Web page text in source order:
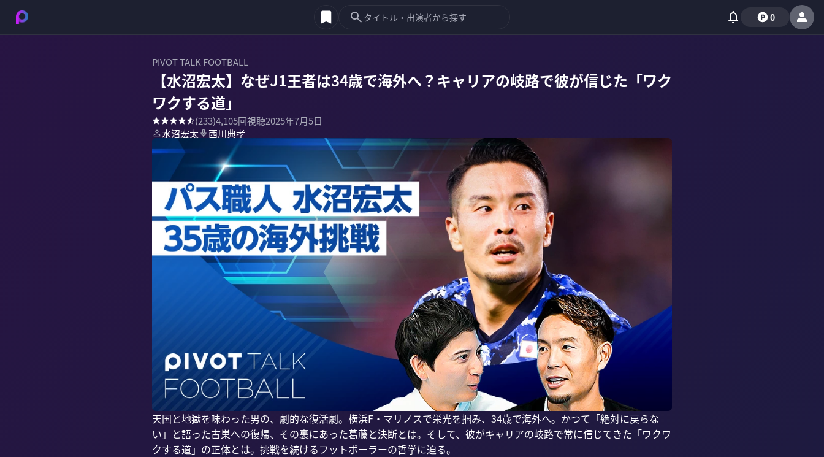
0
PIVOT TALK FOOTBALL
【水沼宏太】なぜJ1王者は34歳で海外へ？キャリアの岐路で彼が信じた「ワク
ワクする道」
(233)4,105回視聴2025年7月5日
水沼宏太
西川典孝
天国と地獄を味わった男の、劇的な復活劇。横浜F・マリノスで栄光を掴み、34歳で海外へ。かつて「絶対に戻らな
い」と語った古巣への復帰、その裏にあった葛藤と決断とは。そして、彼がキャリアの岐路で常に信じてきた「ワクワ
クする道」の正体とは。挑戦を続けるフットボーラーの哲学に迫る。